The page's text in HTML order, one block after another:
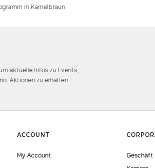
in Kamelbraun
aktuelle Infos zu Events,
Aktionen zu erhalten.
My Account
Geschäft